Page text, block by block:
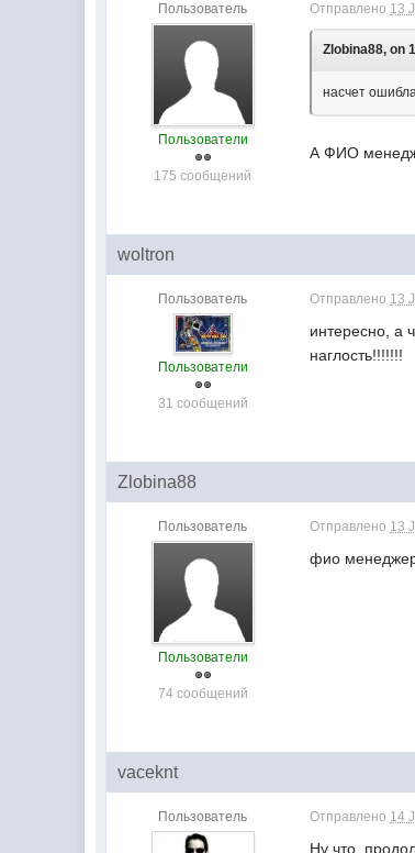
Пользователь
Пользователи
175 сообщений
Отправлено 13
Zlobina88, on
насчет
А ФИО
woltron
Пользователь
Пользователи
31 сообщений
Отправлено 13
интересно, а
наглость!!!!!!!
Zlobina88
Пользователь
Пользователи
74 сообщений
Отправлено 13
фио
vaceknt
Пользователь Отправлено 14
Ну что,